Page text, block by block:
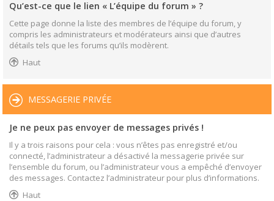
Qu’est-ce que le lien « L’équipe du forum » ?
Cette page donne la liste des membres de l’équipe du forum, y
compris les administrateurs et modérateurs ainsi que d’autres
détails tels que les forums qu’ils modèrent.
Haut
MESSAGERIE PRIVÉE
Je ne peux pas envoyer de messages privés !
Il y a trois raisons pour cela : vous n’êtes pas enregistré et/ou
connecté, l’administrateur a désactivé la messagerie privée sur
l’ensemble du forum, ou l’administrateur vous a empêché d’envoyer
des messages. Contactez l’administrateur pour plus d’informations.
Haut